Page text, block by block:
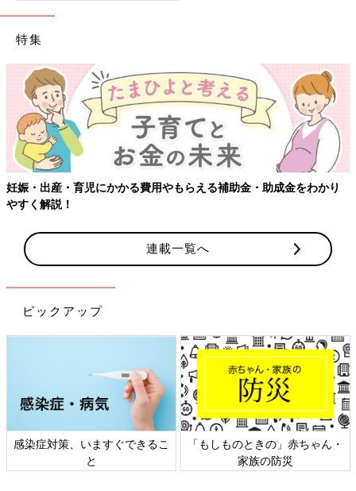
特集
妊娠・出産・育児にかかる費用やもらえる補助金・助成金をわかり
やすく解説！
連載一覧へ
ピックアップ
感染症対策、いますぐできるこ
と
「もしものときの」赤ちゃん・
家族の防災